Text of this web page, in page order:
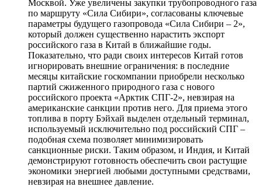
Москвой. Уже увеличены закупки трубопроводного газа
по маршруту «Сила Сибири», согласованы ключевые
параметры будущего газопровода «Сила Сибири – 2»,
который должен существенно нарастить экспорт
российского газа в Китай в ближайшие годы.
Показательно, что ради своих интересов Китай готов
игнорировать внешние ограничения: в последние
месяцы китайские госкомпании приобрели несколько
партий сжиженного природного газа с нового
российского проекта «Арктик СПГ-2», невзирая на
американские санкции против него. Для приема этого
топлива в порту Бэйхай выделен отдельный терминал,
используемый исключительно под российский СПГ –
подобная схема позволяет минимизировать
санкционные риски. Таким образом, и Индия, и Китай
демонстрируют готовность обеспечить свои растущие
экономики энергией любыми доступными средствами,
невзирая на внешнее давление.